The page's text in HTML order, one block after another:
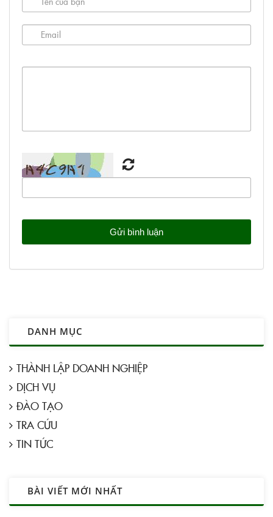
DANH MỤC
THÀNH LẬP DOANH NGHIỆP
DỊCH VỤ
ĐÀO TẠO
TRA CỨU
TIN TỨC
BÀI VIẾT MỚI NHẤT